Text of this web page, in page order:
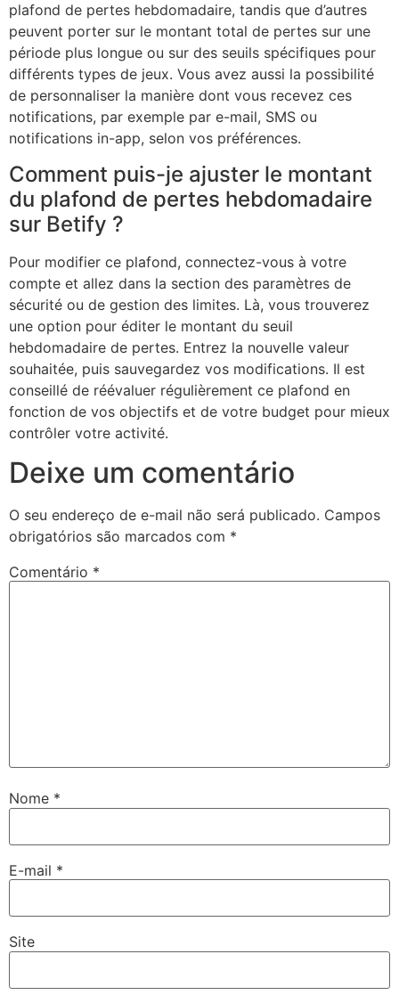
plafond de pertes hebdomadaire, tandis que d’autres
peuvent porter sur le montant total de pertes sur une
période plus longue ou sur des seuils spécifiques pour
différents types de jeux. Vous avez aussi la possibilité
de personnaliser la manière dont vous recevez ces
notifications, par exemple par e-mail, SMS ou
notifications in-app, selon vos préférences.
Comment puis-je ajuster le montant
du plafond de pertes hebdomadaire
sur Betify ?
Pour modifier ce plafond, connectez-vous à votre
compte et allez dans la section des paramètres de
sécurité ou de gestion des limites. Là, vous trouverez
une option pour éditer le montant du seuil
hebdomadaire de pertes. Entrez la nouvelle valeur
souhaitée, puis sauvegardez vos modifications. Il est
conseillé de réévaluer régulièrement ce plafond en
fonction de vos objectifs et de votre budget pour mieux
contrôler votre activité.
Deixe um comentário
O seu endereço de e-mail não será publicado. Campos
obrigatórios são marcados com *
Comentário *
Nome *
E-mail *
Site